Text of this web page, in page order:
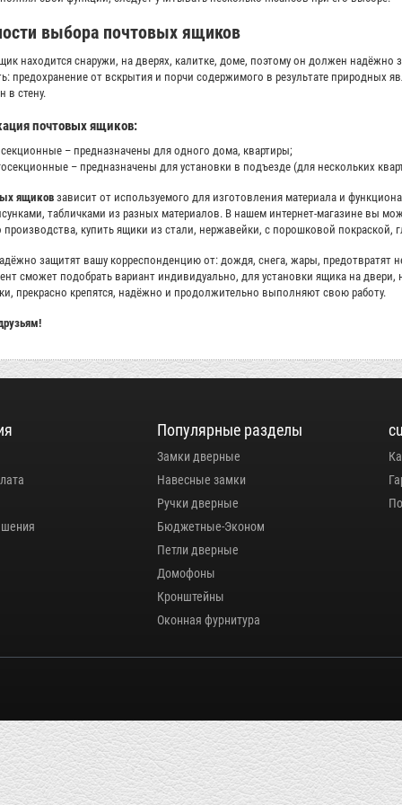
выбора почтовых ящиков
находится снаружи, на дверях, калитке, доме, поэтому он должен
предохранение от вскрытия и порчи содержимого в результате
в стену.
почтовых ящиков:
– предназначены для одного дома, квартиры;
– предназначены для установки в подъезде (для нескольких
ящиковзависит от используемого для изготовления материала и
табличками из разных материалов. В нашем интернет-магазине вы
производства, купить ящики из стали, нержавейки, с порошковой покраской,
защитят вашу корреспонденцию от: дождя, снега, жары, предотвратят
сможет подобрать вариант индивидуально, для установки ящика на
прекрасно крепятся, надёжно и продолжительно выполняют свою работу.
Популярные разделы
Замки дверные
Навесные замки
Ручки дверные
Бюджетные-Эконом
Петли дверные
Домофоны
Кронштейны
Оконная фурнитура